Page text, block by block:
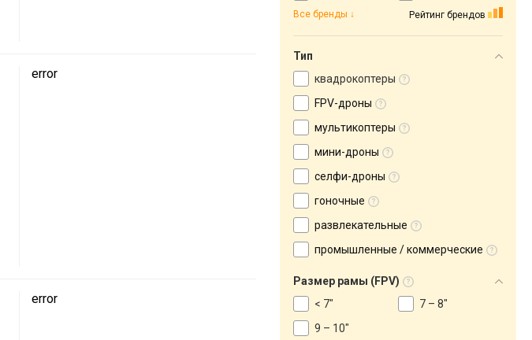
error
error
Рейтинг брендов
Все бренды
Тип
квадрокоптеры
FPV-дроны
мультикоптеры
мини-дроны
селфи-дроны
гоночные
развлекательные
промышленные / коммерческие
Размер рамы (FPV)
< 7"
7 – 8"
9 – 10"